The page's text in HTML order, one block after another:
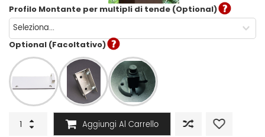
Profilo Montante per multipli di tende (Optional)
Optional (Facoltativo)
Inverno
Aggiungi Al Carrello